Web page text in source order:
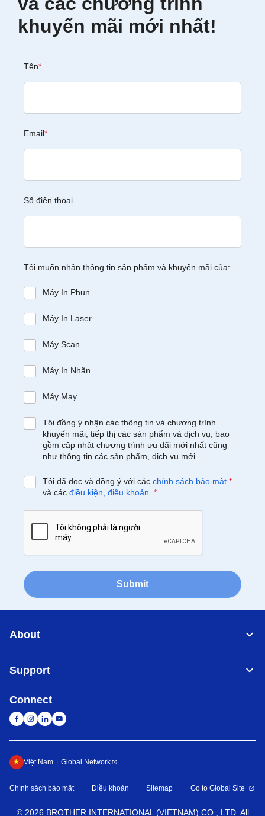
khuyến mãi mới nhất!
Tên*
Email*
Số điện thoại
Tôi muốn nhận thông tin sản phẩm và khuyến mãi của:
Máy In Phun
Máy In Laser
Máy Scan
Máy In Nhãn
Máy May
Tôi đồng ý nhận các thông tin và chương trình
khuyến mãi, tiếp thị các sản phẩm và dịch vụ, bao
gồm cập nhật chương trình ưu đãi mới nhất cũng
như thông tin các sản phẩm, dịch vụ mới.
Tôi đã đọc và đồng ý với các chính sách bảo mật *
và các điều kiện, điều khoản *
Submit
About
Support
Connect
Việt Nam Global Network
Chính sách bảo mật Điều khoản Sitemap Go to Global Site
© 2026 BROTHER INTERNATIONAL (VIETNAM) CO., LTD. All